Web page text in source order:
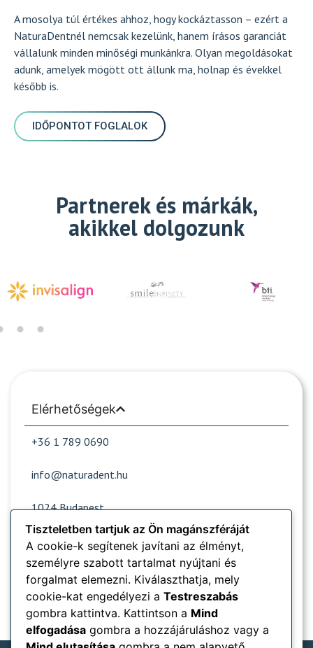
A mosolya túl értékes ahhoz, hogy kockáztasson – ezért a
NaturaDentnél nemcsak kezelünk, hanem írásos garanciát
vállalunk minden minőségi munkánkra. Olyan megoldásokat
adunk, amelyek mögött ott állunk ma, holnap és évekkel
később is.
IDŐPONTOT FOGLALOK
Partnerek és márkák,
akikkel dolgozunk
Elérhetőségek
+36 1 789 0690
info@naturadent.hu
1024 Budapest,
Lövőház utca 39.
Nyitvatartás
Népszerű oldalak
Tiszteletben tartjuk az Ön magánszféráját
A cookie-k segítenek javítani az élményt,
személyre szabott tartalmat nyújtani és
forgalmat elemezni. Kiválaszthatja, mely
cookie-kat engedélyezi a Testreszabás
gombra kattintva. Kattintson a Mind
elfogadása gombra a hozzájáruláshoz vagy a